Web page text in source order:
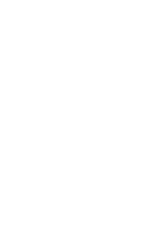
אַ גרויס